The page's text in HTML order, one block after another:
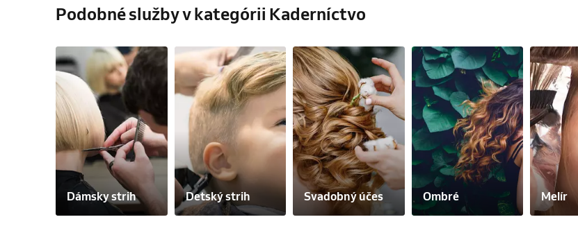
Podobné služby v kategórii Kaderníctvo
Dámsky strih Detský strih Svadobný účes Ombré Melír